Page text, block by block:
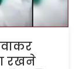
रखने